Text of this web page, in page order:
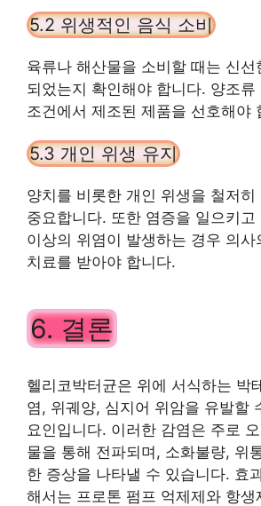
5.2 위생적인 음식 소비
육류나 해산물을 소비할 때는 신선
되었는지 확인해야 합니다. 양조류
조건에서 제조된 제품을 선호해야
5.3 개인 위생 유지
양치를 비롯한 개인 위생을 철저히
중요합니다. 또한 염증을 일으키고
이상의 위염이 발생하는 경우 의
치료를 받아야 합니다.
6. 결론
헬리코박터균은 위에 서식하는 박
염, 위궤양, 심지어 위암을 유발할
요인입니다. 이러한 감염은 주로
물을 통해 전파되며, 소화불량, 위
한 증상을 나타낼 수 있습니다. 효
해서는 프로톤 펌프 억제제와 항생